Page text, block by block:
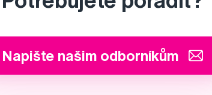
Napište našim odborníkům